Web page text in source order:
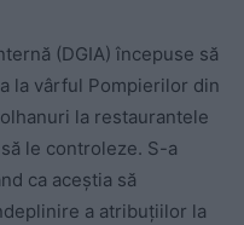
(DGIA) începuse să
la vârful Pompierilor din
la restaurantele
le controleze. S-a
ca aceștia să
a atribuțiilor la